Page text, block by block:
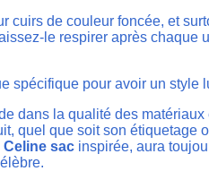
cuirs de couleur foncée, et
le respirer après chaque
spécifique pour avoir un style
dans la qualité des matériaux
quel que soit son étiquetage
sac inspirée, aura